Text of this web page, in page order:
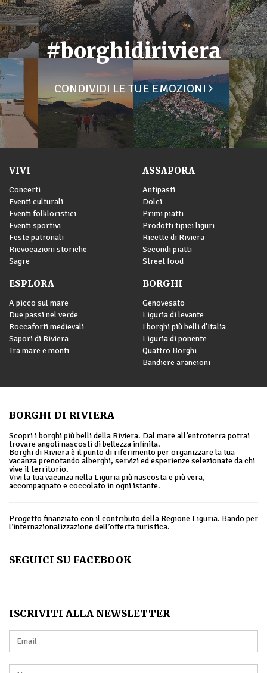
#borghidiriviera
CONDIVIDI LE TUE EMOZIONI
VIVI
Concerti
Eventi culturali
Eventi folkloristici
Eventi sportivi
Feste patronali
Rievocazioni storiche
Sagre
ASSAPORA
Antipasti
Dolci
Primi piatti
Prodotti tipici liguri
Ricette di Riviera
Secondi piatti
Street food
ESPLORA
A picco sul mare
Due passi nel verde
Roccaforti medievali
Sapori di Riviera
Tra mare e monti
BORGHI
Genovesato
Liguria di levante
I borghi più belli d'Italia
Liguria di ponente
Quattro Borghi
Bandiere arancioni
BORGHI DI RIVIERA
Scopri i borghi più belli della Riviera. Dal mare all’entroterra potrai
trovare angoli nascosti di bellezza infinita.
Borghi di Riviera è il punto di riferimento per organizzare la tua
vacanza prenotando alberghi, servizi ed esperienze selezionate da chi
vive il territorio.
Vivi la tua vacanza nella Liguria più nascosta e più vera,
accompagnato e coccolato in ogni istante.
Progetto finanziato con il contributo della Regione Liguria. Bando per
l’internazionalizzazione dell’offerta turistica.
SEGUICI SU FACEBOOK
ISCRIVITI ALLA NEWSLETTER